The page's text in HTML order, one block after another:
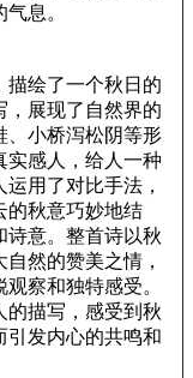
息。
描绘了一个秋日的
，展现了自然界的
、小桥泻松阴等形
实感人，给人一种
用了对比手法，
的秋意巧妙地结
诗意。整首诗以秋
然的赞美之情，
察和独特感受。
的描写，感受到秋
引发内心的共鸣和